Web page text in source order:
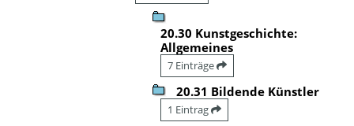
20.30 Kunstgeschichte:
Allgemeines
7 Einträge
20.31 Bildende Künstler
1 Eintrag